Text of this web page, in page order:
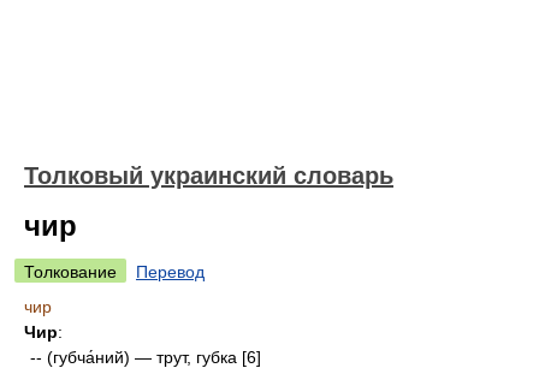
Толковый украинский словарь
чир
Толкование
Перевод
чир
Чир:
-- (губча́ний) — трут, губка [6]